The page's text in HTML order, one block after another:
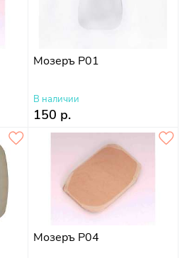
Мозеръ P01
В наличии
150 р.
Мозеръ P04